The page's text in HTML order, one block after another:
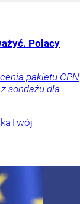
Polacy
pakietu CPN
sondażu dla
Twój